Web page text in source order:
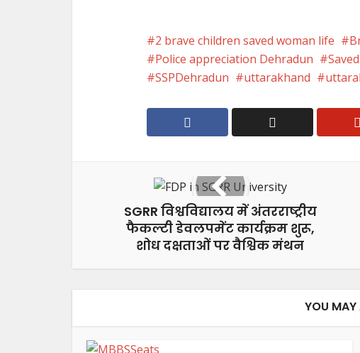
2 brave children saved woman life
Police appreciation Dehradun
SSPDehradun
uttarakhand
SGRR विश्वविद्यालय में अंतरराष्ट्रीय
फैकल्टी डेवलपमेंट कार्यक्रम शुरू,
शोध दक्षताओं पर वैश्विक मंथन
YOU MAY